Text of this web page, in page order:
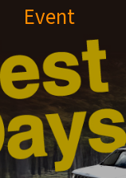
Event